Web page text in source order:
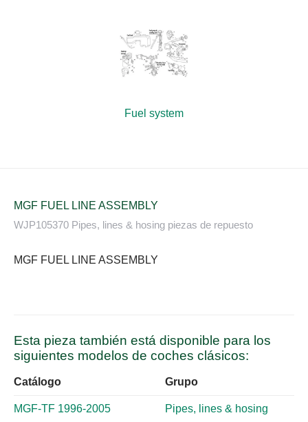
Fuel system
MGF FUEL LINE ASSEMBLY
WJP105370 Pipes, lines & hosing piezas de repuesto
MGF FUEL LINE ASSEMBLY
Esta pieza también está disponible para los
siguientes modelos de coches clásicos:
Catálogo Grupo
MGF-TF 1996-2005 Pipes, lines & hosing